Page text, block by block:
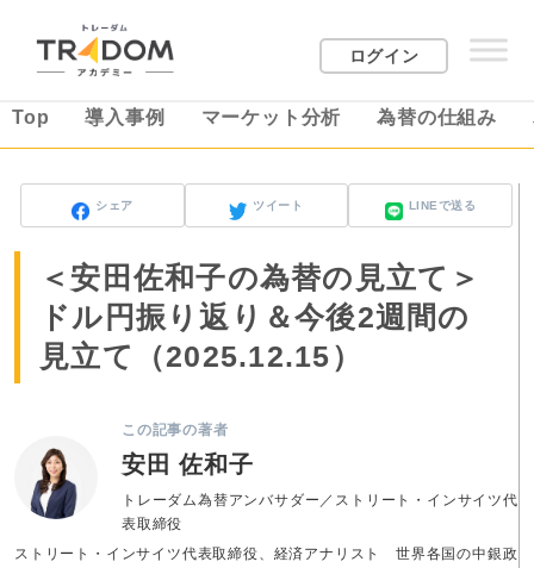
ログイン
Top 導入事例 マーケット分析 為替の仕組み
シェア ツイート LINEで送る
＜安田佐和子の為替の見立て＞
ドル円振り返り＆今後2週間の
見立て（2025.12.15）
この記事の著者
安田 佐和子
トレーダム為替アンバサダー／ストリート・インサイツ代
表取締役
ストリート・インサイツ代表取締役、経済アナリスト 世界各国の中銀政